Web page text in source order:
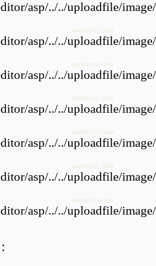
WWW.PZ-LC.COM
WWW.PZ-LC.COM
WWW.PZ-LC.COM
WWW.PZ-LC.COM
WWW.PZ-LC.COM
WWW.PZ-LC.COM